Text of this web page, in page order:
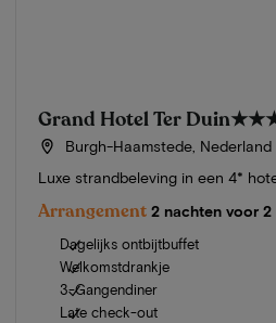
Grand Hotel Ter Duin
Burgh-Haamstede, Nederland
Luxe strandbeleving in een 4*
Arrangement 2 nachten voor
Dagelijks ontbijtbuffet
Welkomstdrankje
3-Gangendiner
Late check-out